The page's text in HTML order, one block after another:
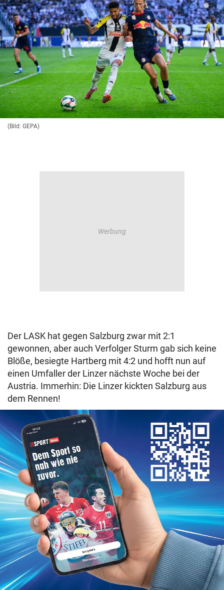
(Bild: GEPA)
Der LASK hat gegen Salzburg zwar mit 2:1
gewonnen, aber auch Verfolger Sturm gab sich keine
Blöße, besiegte Hartberg mit 4:2 und hofft nun auf
einen Umfaller der Linzer nächste Woche bei der
Austria. Immerhin: Die Linzer kickten Salzburg aus
dem Rennen!